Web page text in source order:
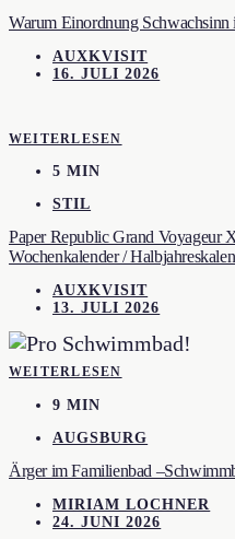
Warum Einordnung Schwachsinn
AUXKVISIT
16. JULI 2026
WEITERLESEN
5 MIN
STIL
Paper Republic Grand Voyageur
Wochenkalender /
AUXKVISIT
13. JULI 2026
WEITERLESEN
9 MIN
AUGSBURG
Ärger im Familienbad
MIRIAM LOCHNER
24. JUNI 2026